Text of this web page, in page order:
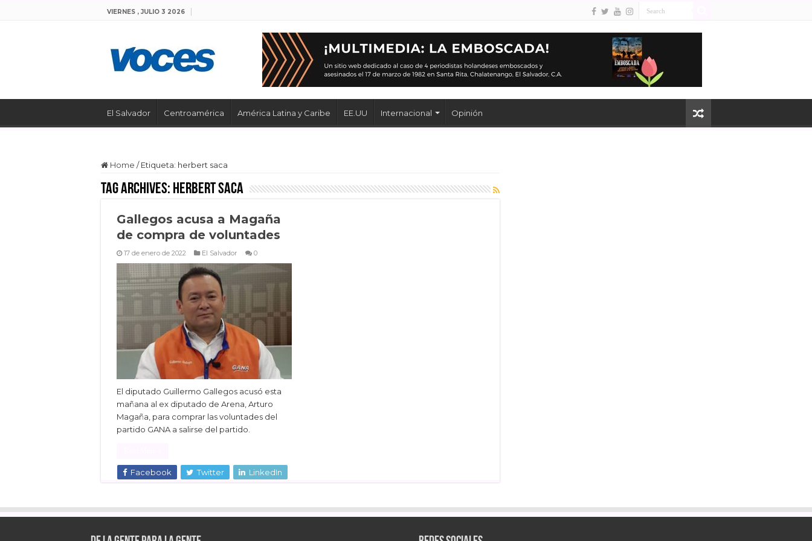
VIERNES , JULIO 3 2026
El Salvador Centroamérica América Latina y Caribe EE.UU Internacional Opinión
Home / Etiqueta: herbert saca
Tag Archives: herbert saca
Gallegos acusa a Magaña
de compra de voluntades
17 de enero de 2022 El Salvador 0
El diputado Guillermo Gallegos acusó esta
mañana al ex diputado de Arena, Arturo
Magaña, para comprar las voluntades del
partido GANA a salirse del partido.
Facebook Twitter LinkedIn